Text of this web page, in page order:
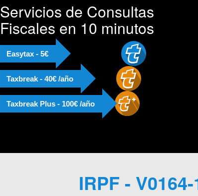
Servicios de Consultas
Fiscales en 10 minutos
Easytax - 5€
Taxbreak - 40€ /año
Taxbreak Plus - 100€ /año
IRPF -